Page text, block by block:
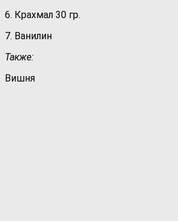
6. Крахмал 30 гр.
7. Ванилин
Также:
Вишня